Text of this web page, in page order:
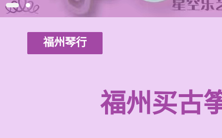
福州琴行
福州买古